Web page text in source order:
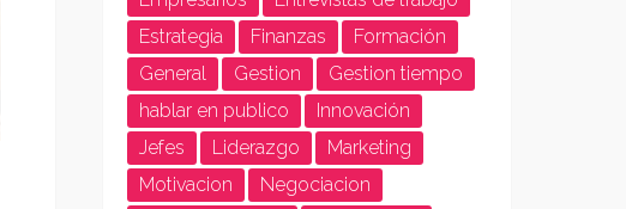
Estrategia
Finanzas
Formación
General
Gestion
Gestion tiempo
hablar en publico
Innovación
Jefes
Liderazgo
Marketing
Motivacion
Negociacion